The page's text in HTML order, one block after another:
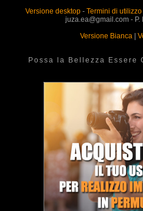
Versione desktop- Termini di
juza.ea@gmail.com - P.
Versione Bianca
Possa la Bellezza Essere